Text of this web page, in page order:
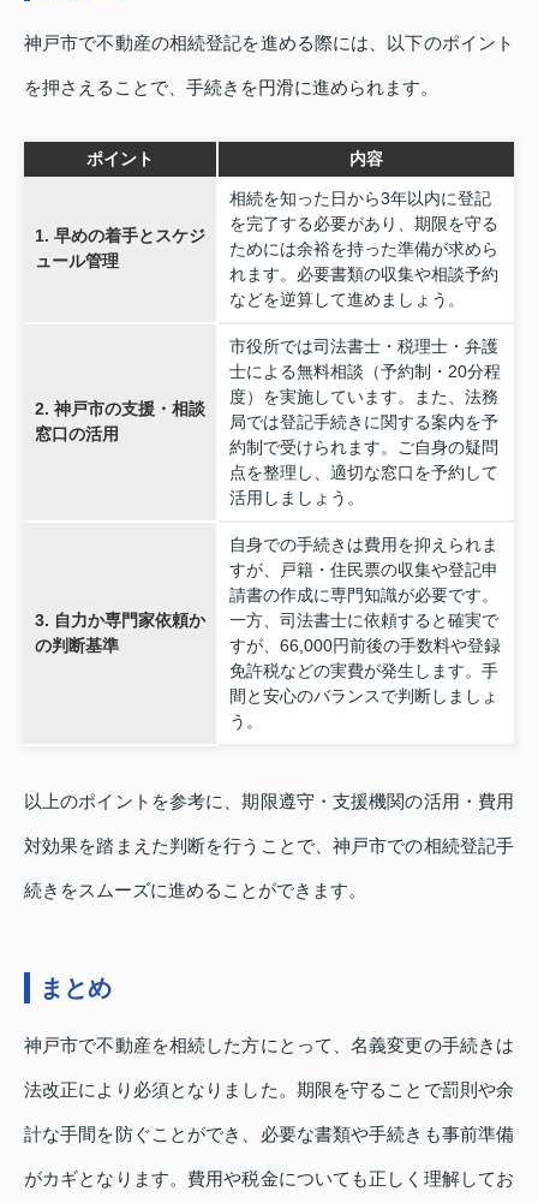
神戸市で不動産の相続登記を進める際には、以下のポイント
を押さえることで、手続きを円滑に進められます。
ポイント 内容
1. 早めの着手とスケジ
ュール管理
相続を知った日から3年以内に登記
を完了する必要があり、期限を守る
ためには余裕を持った準備が求めら
れます。必要書類の収集や相談予約
などを逆算して進めましょう。
2. 神戸市の支援・相談
窓口の活用
市役所では司法書士・税理士・弁護
士による無料相談（予約制・20分程
度）を実施しています。また、法務
局では登記手続きに関する案内を予
約制で受けられます。ご自身の疑問
点を整理し、適切な窓口を予約して
活用しましょう。
3. 自力か専門家依頼か
の判断基準
自身での手続きは費用を抑えられま
すが、戸籍・住民票の収集や登記申
請書の作成に専門知識が必要です。
一方、司法書士に依頼すると確実で
すが、66,000円前後の手数料や登録
免許税などの実費が発生します。手
間と安心のバランスで判断しましょ
う。
以上のポイントを参考に、期限遵守・支援機関の活用・費用
対効果を踏まえた判断を行うことで、神戸市での相続登記手
続きをスムーズに進めることができます。
まとめ
神戸市で不動産を相続した方にとって、名義変更の手続きは
法改正により必須となりました。期限を守ることで罰則や余
計な手間を防ぐことができ、必要な書類や手続きも事前準備
がカギとなります。費用や税金についても正しく理解してお